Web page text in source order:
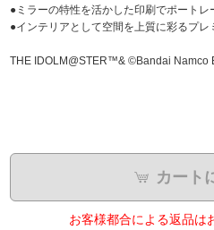
●ミラーの特性を活かした印刷でポート
●インテリアとして空間を上質に彩るプレ
THE IDOLM@STER™& ©Bandai Namco
カート
お客様都合による返品は